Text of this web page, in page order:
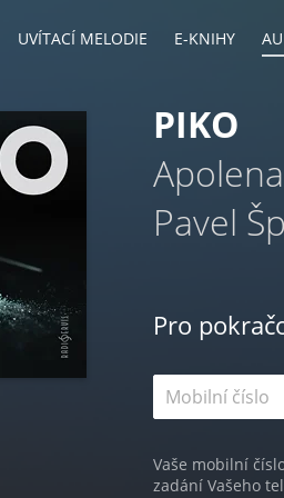
UVÍTACÍ MELODIE E-KNIHY
PIKO
Pavel
Pro
Vaše mobilní
zadání Vašeho